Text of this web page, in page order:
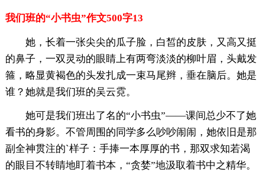
我们班的“小书虫”作文500字13
她，长着一张尖尖的瓜子脸，白皙的皮肤，又高又挺
的鼻子，一双灵动的眼睛上有两弯淡淡的柳叶眉，头戴发
箍，略显黄褐色的头发扎成一束马尾辫，垂在脑后。她是
谁？她就是我们班的吴云霓。
她可是我们班出了名的“小书虫”――课间总少不了她
看书的身影。不管周围的同学多么吵吵闹闹，她依旧是那
副全神贯注的`样子：手捧一本厚厚的书，那双求知若渴
的眼目不转睛地盯着书本，“贪婪”地汲取着书中之精华。